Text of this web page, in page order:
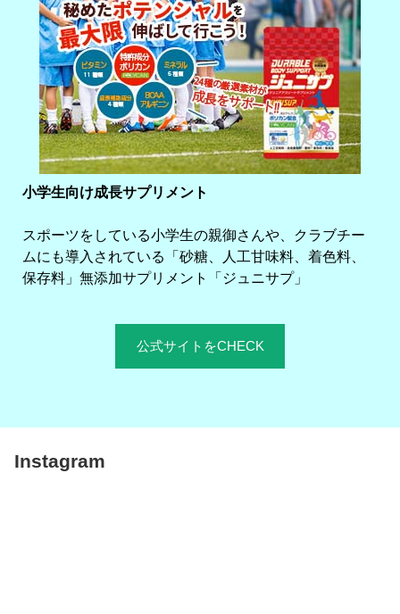
小学生向け成長サプリメント
スポーツをしている小学生の親御さんや、クラブチー
ムにも導入されている「砂糖、人工甘味料、着色料、
保存料」無添加サプリメント「ジュニサプ」
公式サイトをCHECK
Instagram